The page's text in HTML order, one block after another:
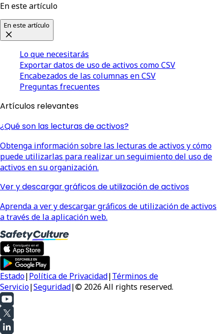
En este artículo
En este artículo
Lo que necesitarás
Exportar datos de uso de activos como CSV
Encabezados de las columnas en CSV
Preguntas frecuentes
Artículos relevantes
¿Qué son las lecturas de activos?
Obtenga información sobre las lecturas de activos y cómo
puede utilizarlas para realizar un seguimiento del uso de
activos en su organización.
Ver y descargar gráficos de utilización de activos
Aprenda a ver y descargar gráficos de utilización de activos
a través de la aplicación web.
Estado|Política de Privacidad|Términos de
Servicio|Seguridad|© 2026 All rights reserved.